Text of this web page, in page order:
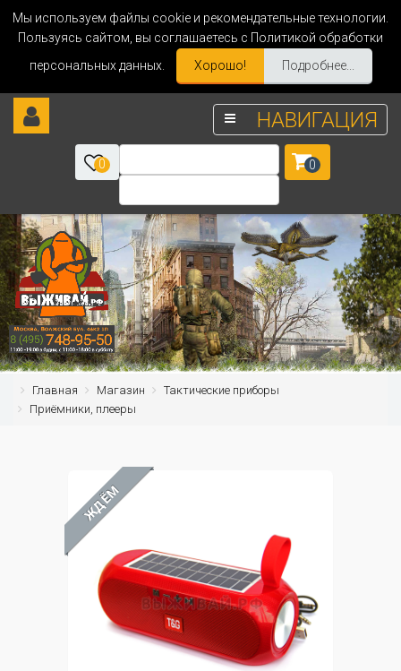
Мы используем файлы cookie и рекомендательные технологии.
Пользуясь сайтом, вы соглашаетесь с Политикой обработки
персональных данных.
Хорошо! Подробнее...
НАВИГАЦИЯ
0 0
Главная Магазин
Тактические приборы
Приёмники, плееры
ЖДЁМ